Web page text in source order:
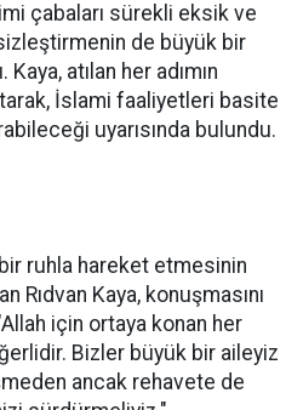
çabaları sürekli eksik ve
de büyük bir
atılan her adımın
İslami faaliyetleri basite
uyarısında bulundu.
ruhla hareket etmesinin
Rıdvan Kaya, konuşmasını
için ortaya konan her
Bizler büyük bir aileyiz
ancak rehavete de